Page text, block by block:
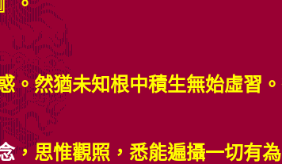
。然猶未知根中積生無始虛習
，思惟觀照，悉能遍攝一切有